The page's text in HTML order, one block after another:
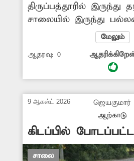
தூர்வார வேண்டுகிறேன்.
திருப்பத்தூரில் இருந்து
சாலையில் இருந்து
கிராமத்துக்கு செல்லும்
சாலையின் தொடக்கத்தில்
பள்ளம் உள்ளது. இந்தப்
அடிக்கடி வாகன ஓட்டிகள்
உள்ள பள்ளத்தை மூட
நடவடிக்கை எடுப்பார்களா?
-ராஜமாணிக்கம்,
மேலும்
ஆதரவு: 0
9 ஆகஸ்ட் 2026
ஜெயகுமார்
ஆற்காடு
கிடப்பில்
பணி
சாலை